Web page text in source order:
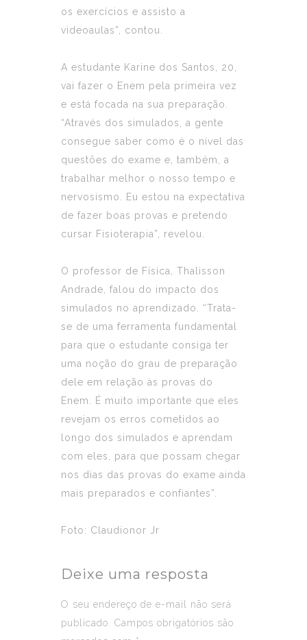
os exercícios e assisto a
videoaulas”, contou.
A estudante Karine dos Santos, 20,
vai fazer o Enem pela primeira vez
e está focada na sua preparação.
“Através dos simulados, a gente
consegue saber como é o nível das
questões do exame e, também, a
trabalhar melhor o nosso tempo e
nervosismo. Eu estou na expectativa
de fazer boas provas e pretendo
cursar Fisioterapia”, revelou.
O professor de Física, Thalisson
Andrade, falou do impacto dos
simulados no aprendizado. “Trata-
se de uma ferramenta fundamental
para que o estudante consiga ter
uma noção do grau de preparação
dele em relação às provas do
Enem. É muito importante que eles
revejam os erros cometidos ao
longo dos simulados e aprendam
com eles, para que possam chegar
nos dias das provas do exame ainda
mais preparados e confiantes”.
Foto: Claudionor Jr
Deixe uma resposta
O seu endereço de e-mail não será
publicado.
Campos obrigatórios são